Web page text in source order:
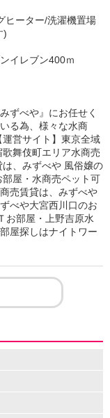
ヒーター/洗濯機置場
)
イレブン400ｍ
ずべや』にお任せく
る為、様々な水商
営サイト】東京全域
舞伎町エリア水商売
、みずべや 風俗嬢の
屋・水商売ペット可
売賃貸は、みずべや
べや大宮西川口のお
お部屋・上野吉原水
屋探しはナイトワー